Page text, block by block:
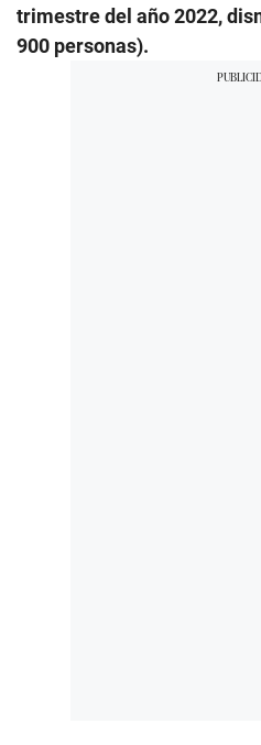
trimestre del año 2022,
900 personas).